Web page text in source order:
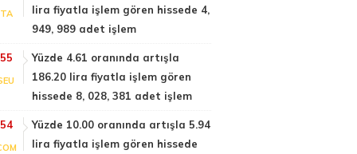
lira fiyatla işlem gören hissede 4,
949, 989 adet işlem
Yüzde 4.61 oranında artışla
186.20 lira fiyatla işlem gören
hissede 8, 028, 381 adet işlem
Yüzde 10.00 oranında artışla 5.94
lira fiyatla işlem gören hissede